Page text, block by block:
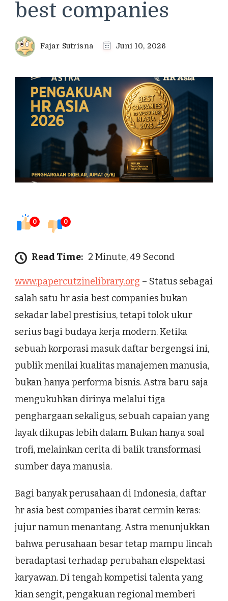
best companies
Fajar Sutrisna Juni 10, 2026
0 0
Read Time: 2 Minute, 49 Second
www.papercutzinelibrary.org – Status sebagai
salah satu hr asia best companies bukan
sekadar label prestisius, tetapi tolok ukur
serius bagi budaya kerja modern. Ketika
sebuah korporasi masuk daftar bergengsi ini,
publik menilai kualitas manajemen manusia,
bukan hanya performa bisnis. Astra baru saja
mengukuhkan dirinya melalui tiga
penghargaan sekaligus, sebuah capaian yang
layak dikupas lebih dalam. Bukan hanya soal
trofi, melainkan cerita di balik transformasi
sumber daya manusia.
Bagi banyak perusahaan di Indonesia, daftar
hr asia best companies ibarat cermin keras:
jujur namun menantang. Astra menunjukkan
bahwa perusahaan besar tetap mampu lincah
beradaptasi terhadap perubahan ekspektasi
karyawan. Di tengah kompetisi talenta yang
kian sengit, pengakuan regional memberi